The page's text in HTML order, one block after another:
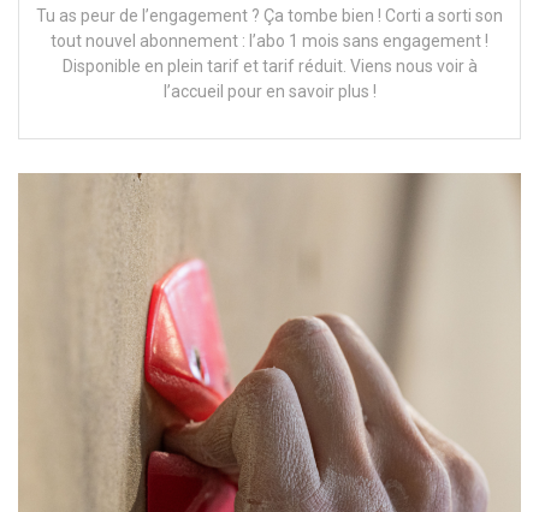
Tu as peur de l’engagement ? Ça tombe bien ! Corti a sorti son
tout nouvel abonnement : l’abo 1 mois sans engagement !
Disponible en plein tarif et tarif réduit. Viens nous voir à
l’accueil pour en savoir plus !